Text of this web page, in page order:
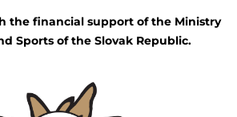
the financial support of the Ministry
Sports of the Slovak Republic.